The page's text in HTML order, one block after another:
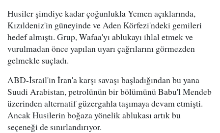
Husiler şimdiye kadar çoğunlukla Yemen açıklarında,
Kızıldeniz'in güneyinde ve Aden Körfezi'ndeki gemileri
hedef almıştı. Grup, Wafaa'yı ablukayı ihlal etmek ve
vurulmadan önce yapılan uyarı çağrılarını görmezden
gelmekle suçladı.
ABD-İsrail'in İran'a karşı savaşı başladığından bu yana
Suudi Arabistan, petrolünün bir bölümünü Babu'l Mendeb
üzerinden alternatif güzergahla taşımaya devam etmişti.
Ancak Husilerin boğaza yönelik ablukası artık bu
seçeneği de sınırlandırıyor.